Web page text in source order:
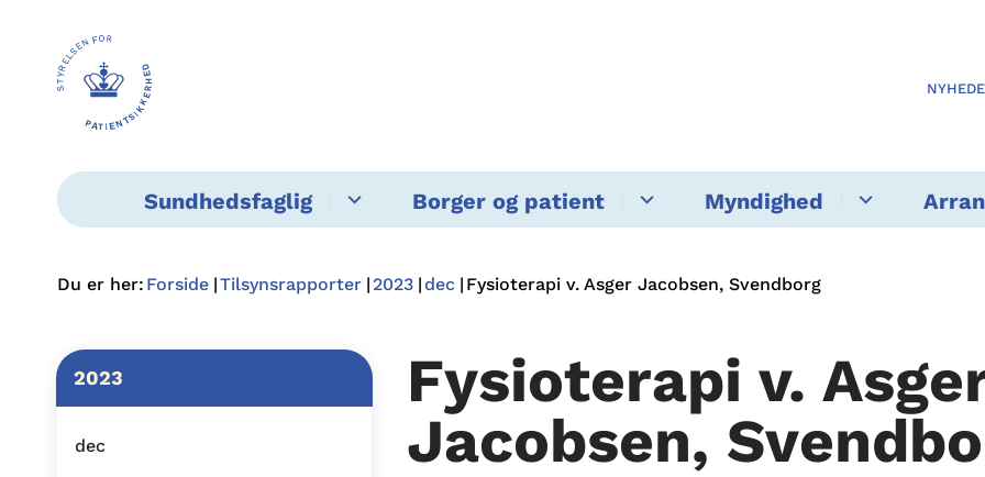
Sundhedsfaglig Borger og patient Myndighed
Du er her: Forside Tilsynsrapporter 2023 dec Fysioterapi v. Asger Jacobsen, Svendborg
2023
dec
Fysioterapi v.
Jacobsen,